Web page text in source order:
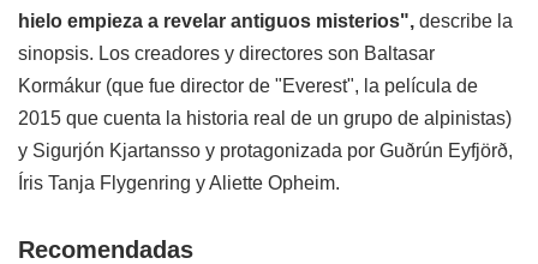
hielo empieza a revelar antiguos misterios", describe la
sinopsis. Los creadores y directores son Baltasar
Kormákur (que fue director de "Everest", la película de
2015 que cuenta la historia real de un grupo de alpinistas)
y Sigurjón Kjartansso y protagonizada por Guðrún Eyfjörð,
Íris Tanja Flygenring y Aliette Opheim.
Recomendadas